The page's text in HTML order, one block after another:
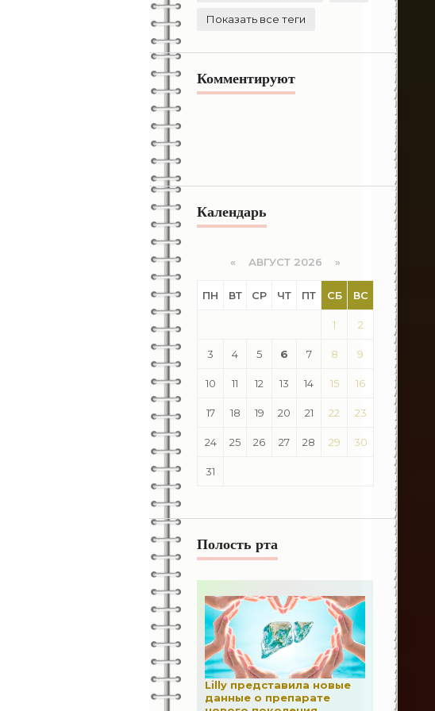
Показать все теги
Комментируют
Календарь
« АВГУСТ 2026 »
ПН ВТ СР ЧТ ПТ СБ ВС
1 2
3 4 5 6 7 8 9
10 11 12 13 14 15 16
17 18 19 20 21 22 23
24 25 26 27 28 29 30
31
Полость рта
Lilly представила новые
данные о препарате